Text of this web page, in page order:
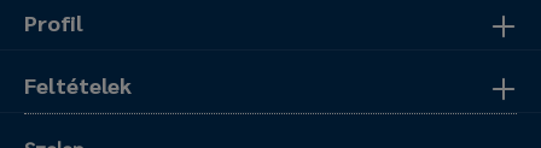
Profil
Feltételek